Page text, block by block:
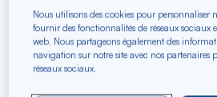
Cayenne
Vers
Pour aller vers
Nous utilisons des cookies pour personnaliser
fournir des fonctionnalités de réseaux sociaux
web. Nous partageons également des
navigation sur notre site avec nos partenaires
réseaux sociaux.